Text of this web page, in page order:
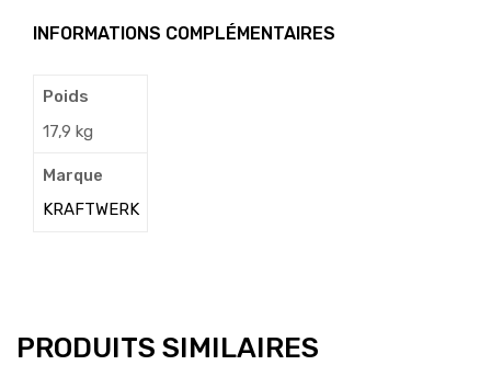
INFORMATIONS COMPLÉMENTAIRES
Poids
17,9 kg
Marque
KRAFTWERK
PRODUITS SIMILAIRES